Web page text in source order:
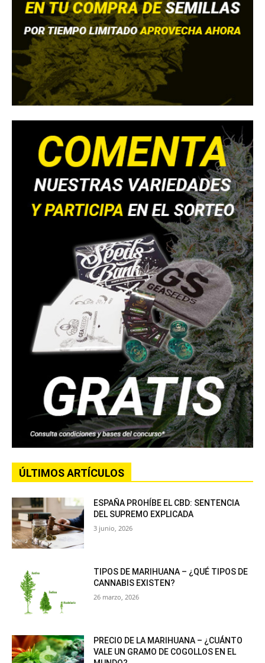
ÚLTIMOS ARTÍCULOS
ESPAÑA PROHÍBE EL CBD: SENTENCIA
DEL SUPREMO EXPLICADA
3 junio, 2026
TIPOS DE MARIHUANA – ¿QUÉ TIPOS DE
CANNABIS EXISTEN?
26 marzo, 2026
PRECIO DE LA MARIHUANA – ¿CUÁNTO
VALE UN GRAMO DE COGOLLOS EN EL